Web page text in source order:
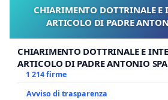
CHIARIMENTO DOTTRINALE E
ARTICOLO DI PADRE
CHIARIMENTO DOTTRINALE E
ARTICOLO DI PADRE ANTONIO
1 214 firme
Avviso di trasparenza